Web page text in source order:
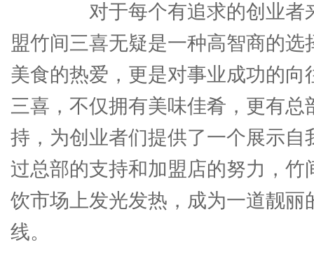
对于每个有追求的创业者
盟竹间三喜无疑是一种高智商的选
美食的热爱，更是对事业成功的向
三喜，不仅拥有美味佳肴，更有总
持，为创业者们提供了一个展示自
过总部的支持和加盟店的努力，竹
饮市场上发光发热，成为一道靓丽
线。